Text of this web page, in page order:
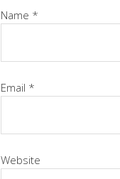
Name *
Email *
Website